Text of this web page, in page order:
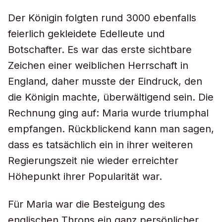
Der Königin folgten rund 3000 ebenfalls
feierlich gekleidete Edelleute und
Botschafter. Es war das erste sichtbare
Zeichen einer weiblichen Herrschaft in
England, daher musste der Eindruck, den
die Königin machte, überwältigend sein. Die
Rechnung ging auf: Maria wurde triumphal
empfangen. Rückblickend kann man sagen,
dass es tatsächlich ein in ihrer weiteren
Regierungszeit nie wieder erreichter
Höhepunkt ihrer Popularität war.
Für Maria war die Besteigung des